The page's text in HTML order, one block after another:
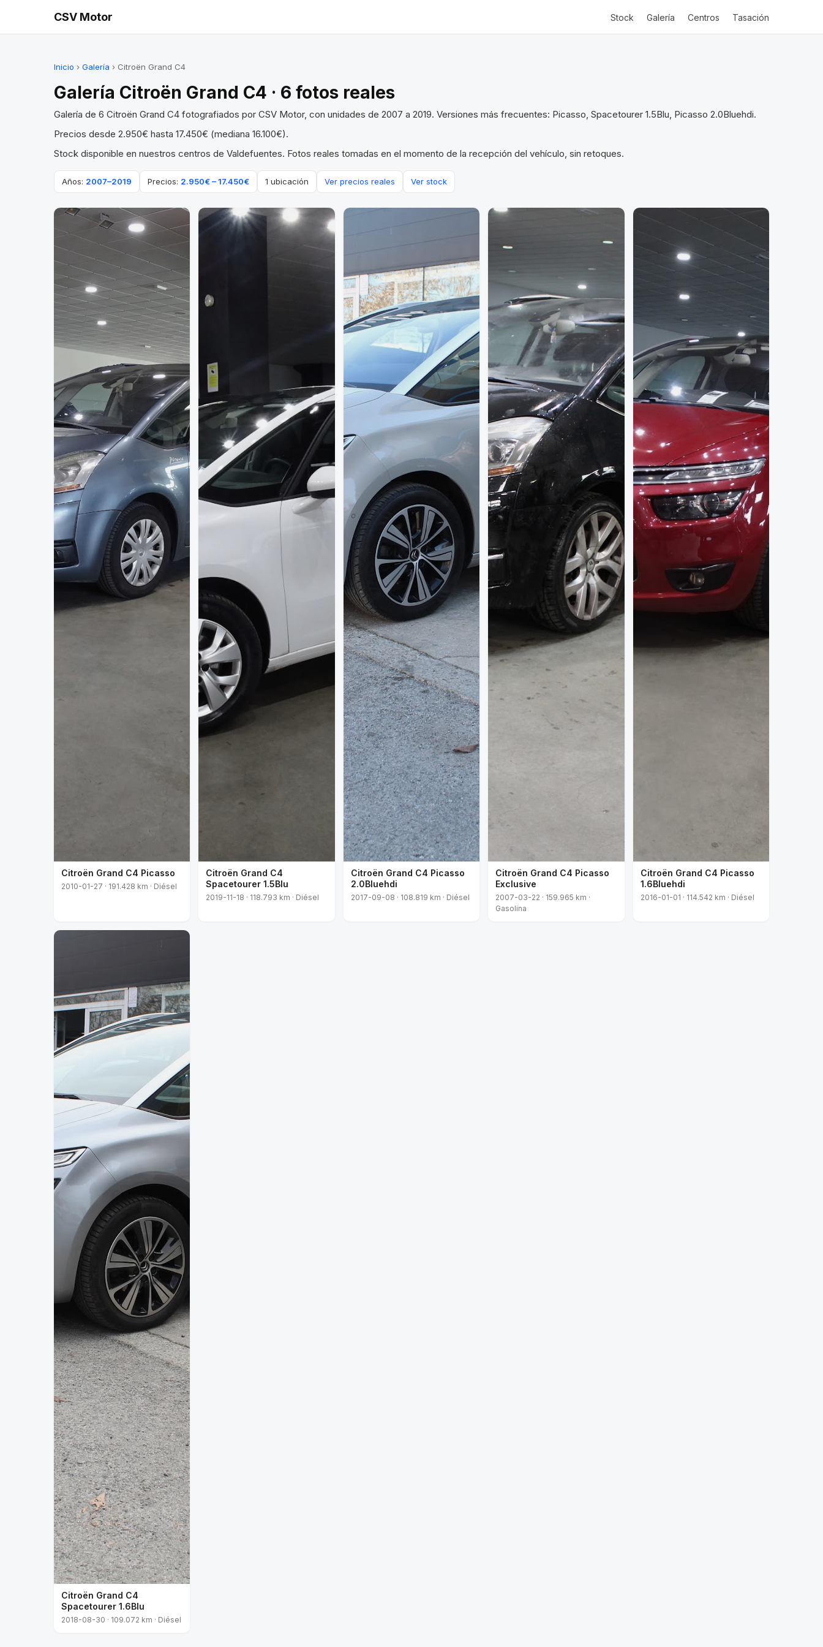
CSV Motor Stock Galería Centros Tasación
Inicio › Galería › Citroën Grand C4
Galería Citroën Grand C4 · 6 fotos reales
Galería de 6 Citroën Grand C4 fotografiados por CSV Motor, con unidades de 2007 a 2019. Versiones más frecuentes: Picasso, Spacetourer 1.5Blu, Picasso 2.0Bluehdi.
Precios desde 2.950€ hasta 17.450€ (mediana 16.100€).
Stock disponible en nuestros centros de Valdefuentes. Fotos reales tomadas en el momento de la recepción del vehículo, sin retoques.
Años: 2007–2019 Precios: 2.950€ – 17.450€ 1 ubicación Ver precios reales Ver stock
VENDIDO
Citroën Grand C4 Picasso
2010-01-27 · 191.428 km · Diésel
VENDIDO
Citroën Grand C4
Spacetourer 1.5Blu
2019-11-18 · 118.793 km · Diésel
Citroën Grand C4 Picasso
2.0Bluehdi
2017-09-08 · 108.819 km · Diésel
Citroën Grand C4 Picasso
Exclusive
2007-03-22 · 159.965 km ·
Gasolina
VENDIDO
Citroën Grand C4 Picasso
1.6Bluehdi
2016-01-01 · 114.542 km · Diésel
Citroën Grand C4
Spacetourer 1.6Blu
2018-08-30 · 109.072 km · Diésel